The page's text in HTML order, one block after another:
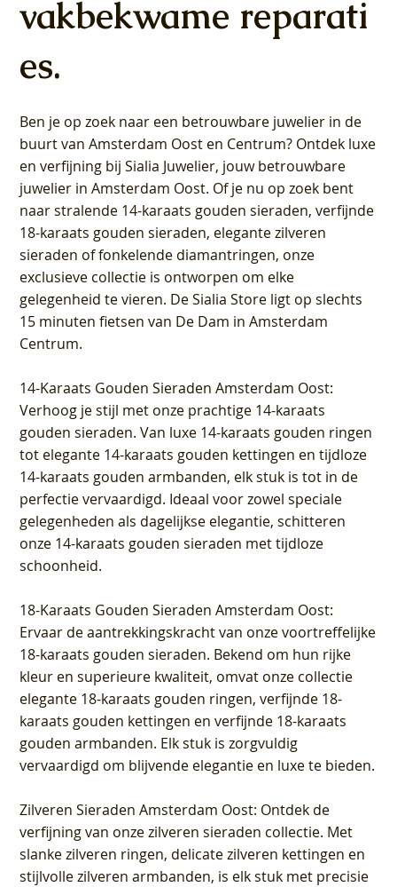
vakbekwame reparati
es.
Ben je op zoek naar een betrouwbare juwelier in de
buurt van Amsterdam Oost en Centrum? Ontdek luxe
en verfijning bij Sialia Juwelier, jouw betrouwbare
juwelier in Amsterdam Oost. Of je nu op zoek bent
naar stralende 14-karaats gouden sieraden, verfijnde
18-karaats gouden sieraden, elegante zilveren
sieraden of fonkelende diamantringen, onze
exclusieve collectie is ontworpen om elke
gelegenheid te vieren. De Sialia Store ligt op slechts
15 minuten fietsen van De Dam in Amsterdam
Centrum.
14-Karaats Gouden Sieraden Amsterdam Oost:
Verhoog je stijl met onze prachtige 14-karaats
gouden sieraden. Van luxe 14-karaats gouden ringen
tot elegante 14-karaats gouden kettingen en tijdloze
14-karaats gouden armbanden, elk stuk is tot in de
perfectie vervaardigd. Ideaal voor zowel speciale
gelegenheden als dagelijkse elegantie, schitteren
onze 14-karaats gouden sieraden met tijdloze
schoonheid.
18-Karaats Gouden Sieraden Amsterdam Oost:
Ervaar de aantrekkingskracht van onze voortreffelijke
18-karaats gouden sieraden. Bekend om hun rijke
kleur en superieure kwaliteit, omvat onze collectie
elegante 18-karaats gouden ringen, verfijnde 18-
karaats gouden kettingen en verfijnde 18-karaats
gouden armbanden. Elk stuk is zorgvuldig
vervaardigd om blijvende elegantie en luxe te bieden.
Zilveren Sieraden Amsterdam Oost: Ontdek de
verfijning van onze zilveren sieraden collectie. Met
slanke zilveren ringen, delicate zilveren kettingen en
stijlvolle zilveren armbanden, is elk stuk met precisie